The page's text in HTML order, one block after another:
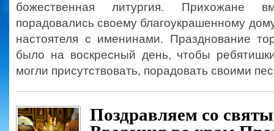
божественная литургия. Прихожане
порадовались своему благоукрашенному
настоятеля с именинами. Празднование
было на воскресный день, чтобы
могли присутствовать, порадовать своими
Поздравляем со